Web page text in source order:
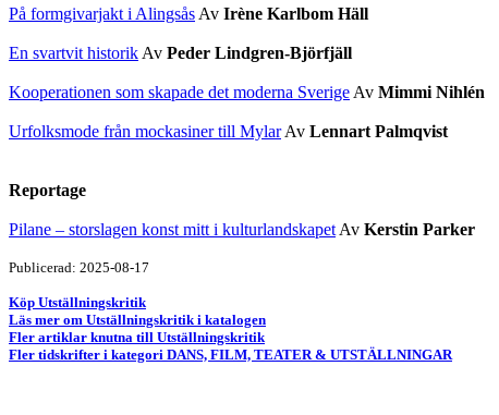
På formgivarjakt i Alingsås Av Irène Karlbom Häll
En svartvit historik Av Peder Lindgren-Björfjäll
Kooperationen som skapade det moderna Sverige Av Mimmi Nihlén
Urfolksmode från mockasiner till MylarAv Lennart Palmqvist
Reportage
Pilane – storslagen konst mitt i kulturlandskapet Av Kerstin Parker
Publicerad: 2025-08-17
Köp Utställningskritik
Läs mer om Utställningskritik i katalogen
Fler artiklar knutna till Utställningskritik
Fler tidskrifter i kategori DANS, FILM, TEATER & UTSTÄLLNINGAR